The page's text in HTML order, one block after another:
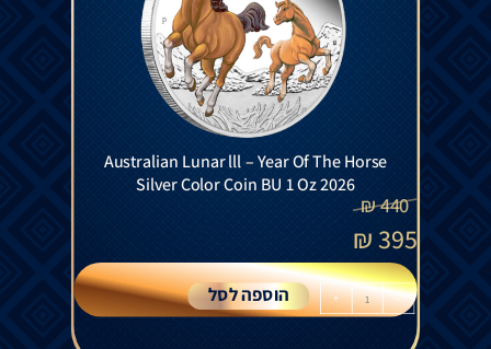
Australian Lunar lll – Year Of The Horse
Silver Color Coin BU 1 Oz 2026
440
₪
395
₪
-
+ הוספה לסל